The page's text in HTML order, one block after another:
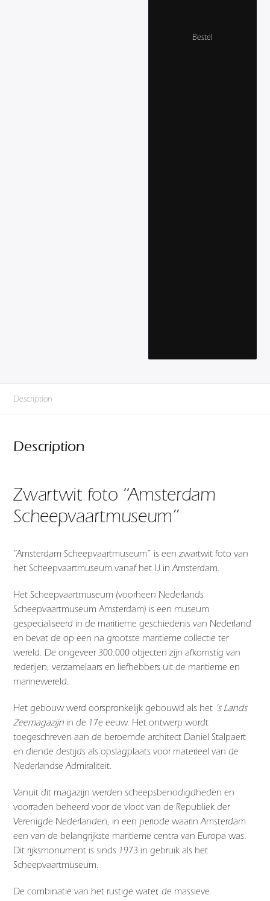
Bestel
Description
Description
Zwartwit foto “Amsterdam
Scheepvaartmuseum”
“Amsterdam Scheepvaartmuseum” is een zwartwit foto van
het Scheepvaartmuseum vanaf het IJ in Amsterdam.
Het Scheepvaartmuseum (voorheen Nederlands
Scheepvaartmuseum Amsterdam) is een museum
gespecialiseerd in de maritieme geschiedenis van Nederland
en bevat de op een na grootste maritieme collectie ter
wereld. De ongeveer 300.000 objecten zijn afkomstig van
rederijen, verzamelaars en liefhebbers uit de maritieme en
marinewereld.
Het gebouw werd oorspronkelijk gebouwd als het ’s Lands
Zeemagazijn in de 17e eeuw. Het ontwerp wordt
toegeschreven aan de beroemde architect Daniel Stalpaert
en diende destijds als opslagplaats voor materieel van de
Nederlandse Admiraliteit.
Vanuit dit magazijn werden scheepsbenodigdheden en
voorraden beheerd voor de vloot van de Republiek der
Verenigde Nederlanden, in een periode waarin Amsterdam
een van de belangrijkste maritieme centra van Europa was.
Dit rijksmonument is sinds 1973 in gebruik als het
Scheepvaartmuseum.
De combinatie van het rustige water, de massieve